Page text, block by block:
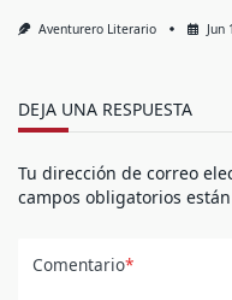
Aventurero Literario Jun
DEJA UNA RESPUESTA
Tu dirección de correo
campos obligatorios
Comentario*